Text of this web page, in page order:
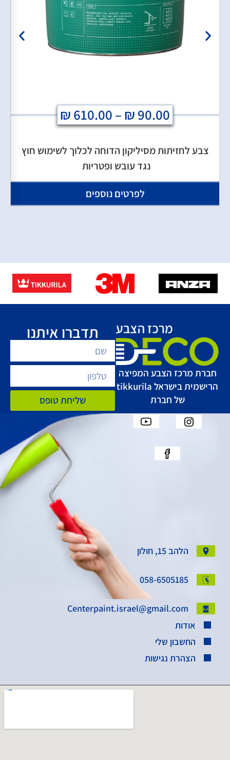
₪90.00
–
₪610.00
צבע לחזיתות מסיליקון הדוחה לכלוך לשימוש חוץ
נגד עובש ופטריות
לפרטים נוספים
הלהב 15, חולון
058-6505185
Centerpaint.israel@gmail.com
אודות
החשבון שלי
הצהרת נגישות
תדברו איתנו
שליחת טופס
חברת מרכז הצבע המפיצה
הרישמית בישראל tikkurila
של חברת